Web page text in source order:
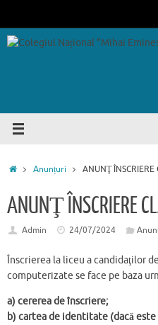
conținut
PrimaAnunțuri ANUNŢ ÎNSCRIERE
ANUNŢ ÎNSCRIERE
Admin 24/07/2024
Înscrierea la liceu a candidaţilor
computerizate se face pe baza
a) cererea de înscriere;
b) cartea de identitate (dacă